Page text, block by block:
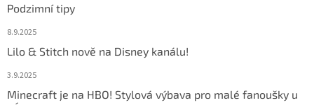
Podzimní tipy
8.9.2025
Lilo & Stitch nově na Disney kanálu!
3.9.2025
Minecraft je na HBO! Stylová výbava pro malé fanoušky u